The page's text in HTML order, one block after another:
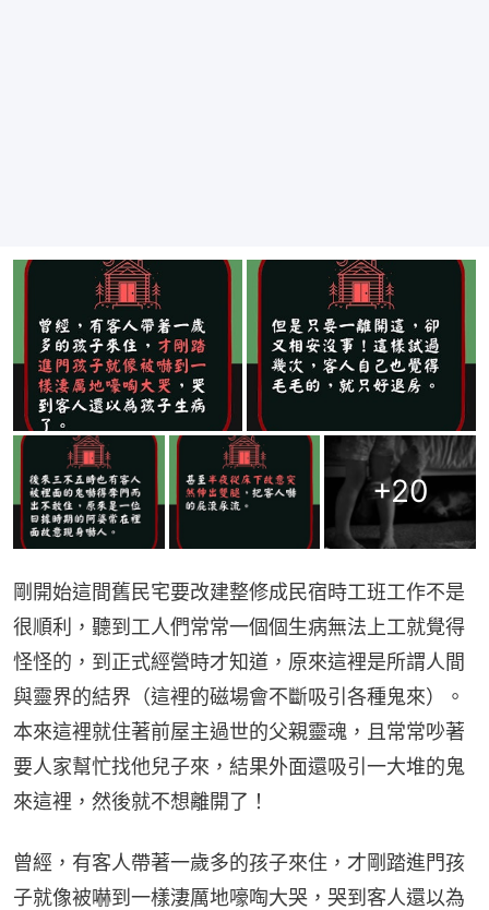
+20
剛開始這間舊民宅要改建整修成民宿時工班工作不是
很順利，聽到工人們常常一個個生病無法上工就覺得
怪怪的，到正式經營時才知道，原來這裡是所謂人間
與靈界的結界（這裡的磁場會不斷吸引各種鬼來）。
本來這裡就住著前屋主過世的父親靈魂，且常常吵著
要人家幫忙找他兒子來，結果外面還吸引一大堆的鬼
來這裡，然後就不想離開了！
曾經，有客人帶著一歲多的孩子來住，才剛踏進門孩
子就像被嚇到一樣淒厲地嚎啕大哭，哭到客人還以為